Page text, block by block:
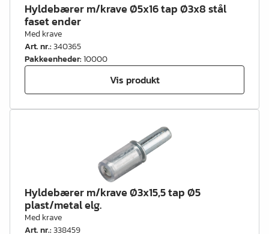
Hyldebærer m/krave Ø5x16 tap Ø3x8 stål
faset ender
Med krave
Art. nr.:340365
Pakkeenheder:10000
Vis produkt
Hyldebærer m/krave Ø3x15,5 tap Ø5
plast/metal elg.
Med krave
Art. nr.:338459